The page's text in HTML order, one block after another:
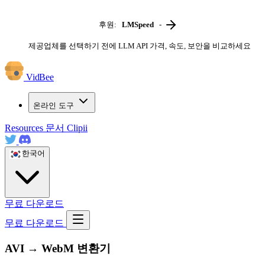
후원: LMSpeed -
제공업체를 선택하기 전에 LLM API 가격, 속도, 보안을 비교하세요
VidBee
온라인 도구
Resources 문서 Clipii
한국어
무료 다운로드
무료 다운로드
AVI → WebM 변환기